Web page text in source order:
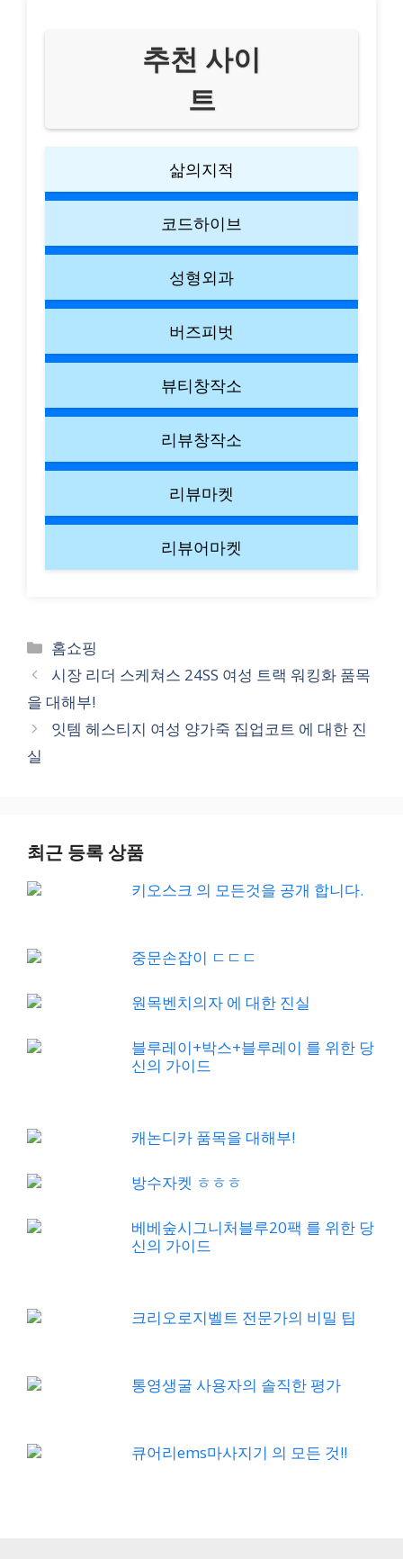
추천 사이
트
삶의지적
코드하이브
성형외과
버즈피벗
뷰티창작소
리뷰창작소
리뷰마켓
리뷰어마켓
Categories
홈쇼핑
시장 리더 스케쳐스 24SS 여성 트랙 워킹화 품목
을 대해부!
잇템 헤스티지 여성 양가죽 집업코트 에 대한 진
실
최근 등록 상품
키오스크 의 모든것을 공개 합니다.
중문손잡이 ㄷㄷㄷ
원목벤치의자 에 대한 진실
블루레이+박스+블루레이 를 위한 당
신의 가이드
캐논디카 품목을 대해부!
방수자켓 ㅎㅎㅎ
베베숲시그니처블루20팩 를 위한 당
신의 가이드
크리오로지벨트 전문가의 비밀 팁
통영생굴 사용자의 솔직한 평가
큐어리ems마사지기 의 모든 것!!